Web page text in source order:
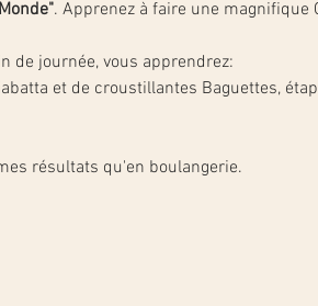
. Apprenez à faire une magnifique
de journée, vous apprendrez:
et de croustillantes Baguettes,
résultats qu'en boulangerie.